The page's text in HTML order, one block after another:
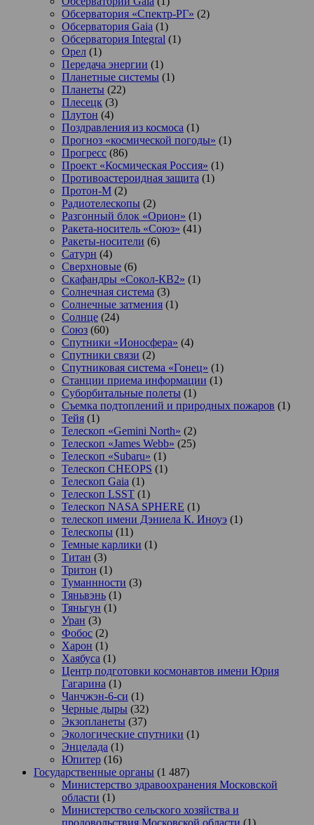
Обсерватория «Спектр-РГ» (2)
Обсерватория Gaia (1)
Обсерватория Integral (1)
Орел (1)
Передача энергии (1)
Планетные системы (1)
Планеты (22)
Плесецк (3)
Плутон (4)
Поздравления из космоса (1)
Прогноз «космической погоды» (1)
Прогресс (86)
Проект «Космическая Россия» (1)
Противоастероидная защита (1)
Протон-М (2)
Радиотелескопы (2)
Разгонный блок «Орион» (1)
Ракета-носитель «Союз» (41)
Ракеты-носители (6)
Сатурн (4)
Сверхновые (6)
Скафандры «Сокол-КВ2» (1)
Солнечная система (3)
Солнечные затмения (1)
Солнце (24)
Союз (60)
Спутники «Ионосфера» (4)
Спутники связи (2)
Спутниковая система «Гонец» (1)
Станции приема информации (1)
Суборбитальные полеты (1)
Съемка подтоплений и природных пожаров (1)
Тейя (1)
Телескоп «Gemini North» (2)
Телескоп «James Webb» (25)
Телескоп «Subaru» (1)
Телескоп CHEOPS (1)
Телескоп Gaia (1)
Телескоп LSST (1)
Телескоп NASA SPHERE (1)
телескоп имени Дэниела К. Иноуэ (1)
Телескопы (11)
Темные карлики (1)
Титан (3)
Тритон (1)
Туманнности (3)
Тяньвэнь (1)
Тяньгун (1)
Уран (3)
Фобос (2)
Харон (1)
Хаябуса (1)
Центр подготовки космонавтов имени Юрия
Гагарина (1)
Чанчжэн-6-си (1)
Черные дыры (32)
Экзопланеты (37)
Экологические спутники (1)
Энцелада (1)
Юпитер (16)
Государственные органы (1 487)
Министерство здравоохранения Московской
области (1)
Министерство сельского хозяйства и
продовольствия Московской области (1)